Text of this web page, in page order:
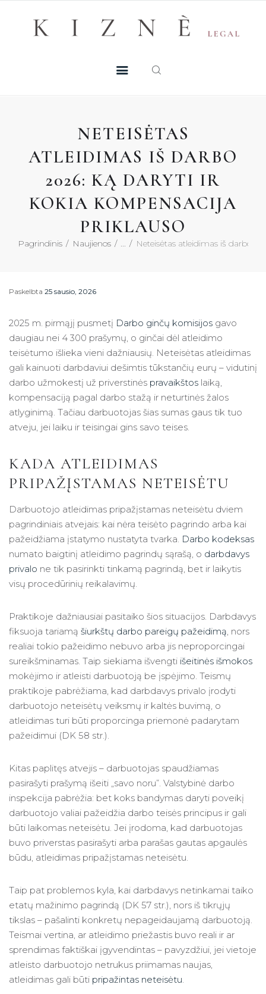
NETEISĖTAS
ATLEIDIMAS IŠ DARBO
2026: KĄ DARYTI IR
KOKIA KOMPENSACIJA
PRIKLAUSO
Pagrindinis Naujienos Neteisėtas atleidimas iš darbo
MŪSŲ TALENTAI
KONTAKTAI
KONSULTACIJA
Paskelbta 25 sausio, 2026
2025 m. pirmąjį pusmetį Darbo ginčų komisijos gavo
daugiau nei 4 300 prašymų, o ginčai dėl atleidimo
teisėtumo išlieka vieni dažniausių. Neteisėtas atleidimas
gali kainuoti darbdaviui dešimtis tūkstančių eurų – vidutinį
darbo užmokestį už priverstinės pravaikštos laiką,
kompensaciją pagal darbo stažą ir neturtinės žalos
atlyginimą. Tačiau darbuotojas šias sumas gaus tik tuo
atveju, jei laiku ir teisingai gins savo teises.
KADA ATLEIDIMAS
PRIPAŽĮSTAMAS NETEISĖTU
Darbuotojo atleidimas pripažįstamas neteisėtu dviem
pagrindiniais atvejais: kai nėra teisėto pagrindo arba kai
pažeidžiama įstatymo nustatyta tvarka. Darbo kodeksas
numato baigtinį atleidimo pagrindų sąrašą, o darbdavys
privalo ne tik pasirinkti tinkamą pagrindą, bet ir laikytis
visų procedūrinių reikalavimų.
Praktikoje dažniausiai pasitaiko šios situacijos. Darbdavys
fiksuoja tariamą šiurkštų darbo pareigų pažeidimą, nors
realiai tokio pažeidimo nebuvo arba jis neproporcingai
sureikšminamas. Taip siekiama išvengti išeitinės išmokos
mokėjimo ir atleisti darbuotoją be įspėjimo. Teismų
praktikoje pabrėžiama, kad darbdavys privalo įrodyti
darbuotojo neteisėtų veiksmų ir kaltės buvimą, o
atleidimas turi būti proporcinga priemonė padarytam
pažeidimui (DK 58 str.).
Kitas paplitęs atvejis – darbuotojas spaudžiamas
pasirašyti prašymą išeiti „savo noru”. Valstybinė darbo
inspekcija pabrėžia: bet koks bandymas daryti poveikį
darbuotojo valiai pažeidžia darbo teisės principus ir gali
būti laikomas neteisėtu. Jei įrodoma, kad darbuotojas
buvo priverstas pasirašyti arba parašas gautas apgaulės
būdu, atleidimas pripažįstamas neteisėtu.
Taip pat problemos kyla, kai darbdavys netinkamai taiko
etatų mažinimo pagrindą (DK 57 str.), nors iš tikrųjų
tikslas – pašalinti konkretų nepageidaujamą darbuotoją.
Teismai vertina, ar atleidimo priežastis buvo reali ir ar
sprendimas faktiškai įgyvendintas – pavyzdžiui, jei vietoje
atleisto darbuotojo netrukus priimamas naujas,
atleidimas gali būti pripažintas neteisėtu.
Registruotis konsultacijai